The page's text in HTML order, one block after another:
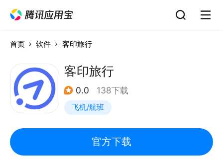
首页 软件 客印旅行
客印旅行
0.0 138下载
飞机/航班
官方下载